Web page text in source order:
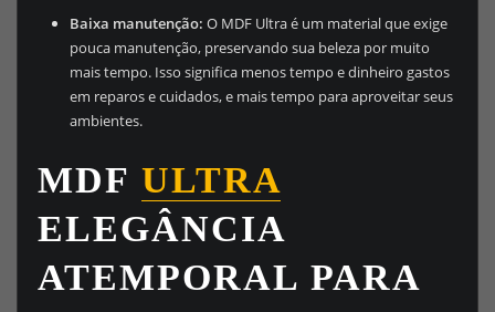
Baixa manutenção: O MDF Ultra é um material que exige
pouca manutenção, preservando sua beleza por muito
mais tempo. Isso significa menos tempo e dinheiro gastos
em reparos e cuidados, e mais tempo para aproveitar seus
ambientes.
MDF ULTRA
ELEGÂNCIA
ATEMPORAL PARA